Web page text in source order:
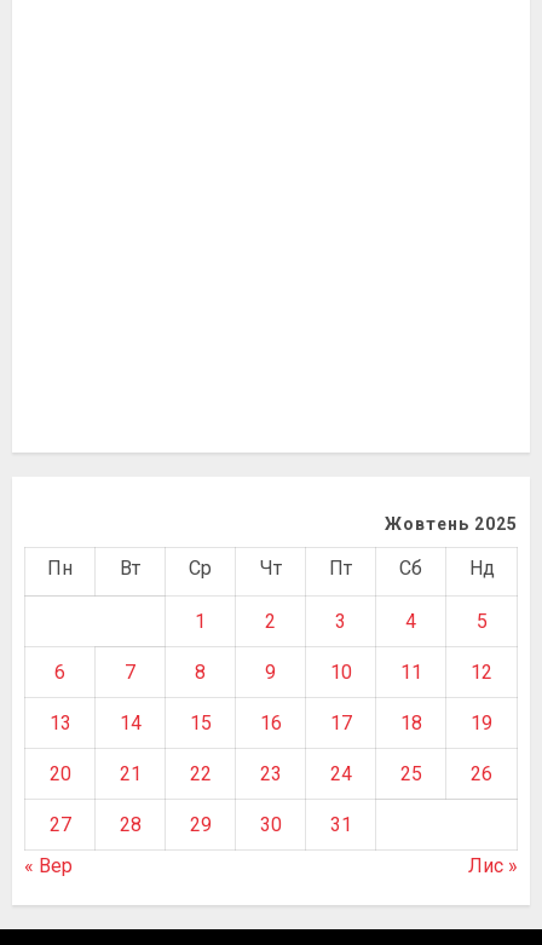
Жовтень 2025
Пн Вт Ср Чт Пт Сб Нд
1 2 3 4 5
6 7 8 9 10 11 12
13 14 15 16 17 18 19
20 21 22 23 24 25 26
27 28 29 30
31
« Вер
Лис »